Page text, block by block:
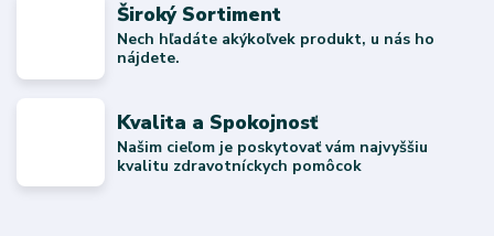
Široký Sortiment
Nech hľadáte akýkoľvek produkt, u nás ho
nájdete.
Kvalita a Spokojnosť
Našim cieľom je poskytovať vám najvyššiu
kvalitu zdravotníckych pomôcok